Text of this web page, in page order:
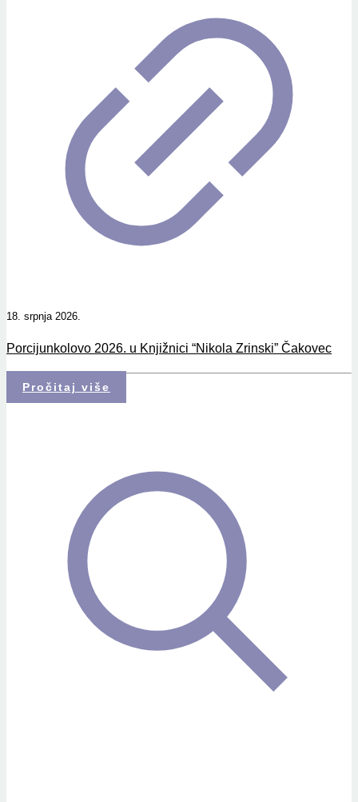
18. srpnja 2026.
Porcijunkolovo 2026. u Knjižnici “Nikola Zrinski” Čakovec
Pročitaj više